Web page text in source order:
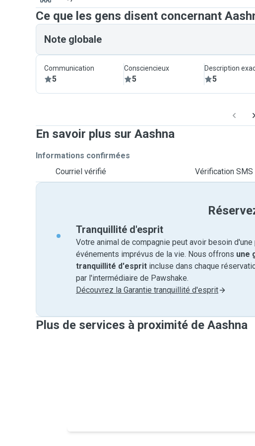
Ce que les gens disent concernant
Note globale
Communication
5
Consciencieux
5
Description
5
En savoir plus sur Aashna
Informations confirmées
Courriel vérifié
Vérification SMS
Tranquillité d'esprit
Votre animal de compagnie peut avoir besoin
événements imprévus de la vie. Nous offrons une
tranquillité d'esprit incluse dans chaque
par l'intermédiaire de Pawshake.
Découvrez la Garantie tranquillité d'esprit
Plus de services à proximité de Aashna